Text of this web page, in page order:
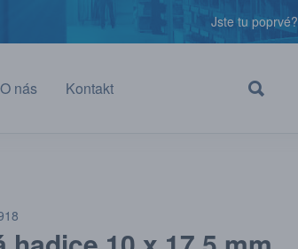
Jste tu poprvé?
O nás Kontakt